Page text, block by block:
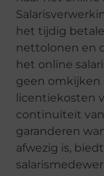
het tijdig
nettolonen en
het online
geen omkijken
licentiekosten
continuïteit
garanderen
afwezig is,